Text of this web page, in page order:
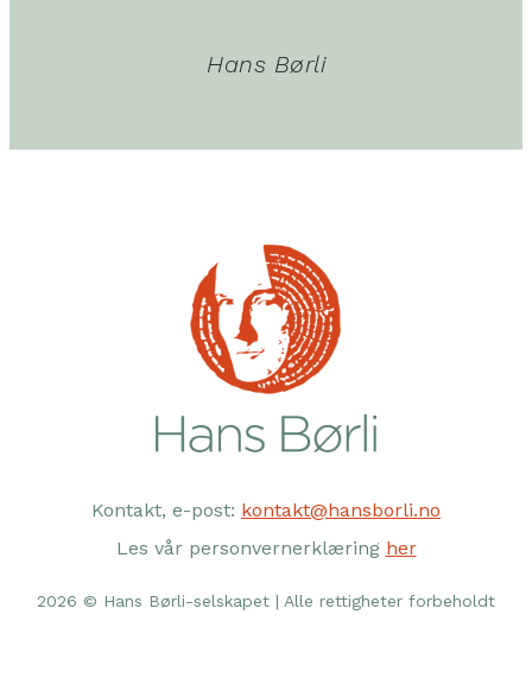
Hans Børli
Kontakt, e-post: kontakt@hansborli.no
Les vår personvernerklæring her
2026 © Hans Børli-selskapet | Alle rettigheter forbeholdt